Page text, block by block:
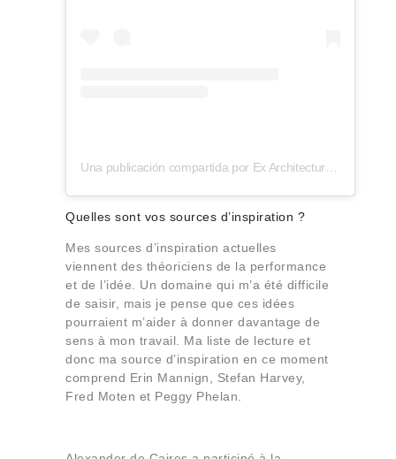
Quelles sont vos sources d’inspiration ?
Mes sources d’inspiration actuelles
viennent des théoriciens de la performance
et de l’idée. Un domaine qui m’a été difficile
de saisir, mais je pense que ces idées
pourraient m’aider à donner davantage de
sens à mon travail. Ma liste de lecture et
donc ma source d’inspiration en ce moment
comprend Erin Mannign, Stefan Harvey,
Fred Moten et Peggy Phelan.